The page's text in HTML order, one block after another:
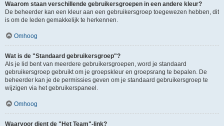
Waarom staan verschillende gebruikersgroepen in een andere kleur?
De beheerder kan een kleur aan een gebruikersgroep toegewezen hebben, dit
is om de leden gemakkelijk te herkennen.
Omhoog
Wat is de "Standaard gebruikersgroep"?
Als je lid bent van meerdere gebruikersgroepen, word je standaard
gebruikersgroep gebruikt om je groepskleur en groepsrang te bepalen. De
beheerder kan je de permissies geven om je standaard gebruikersgroep te
wijzigen via het gebruikerspaneel.
Omhoog
Waarvoor dient de "Het Team"-link?